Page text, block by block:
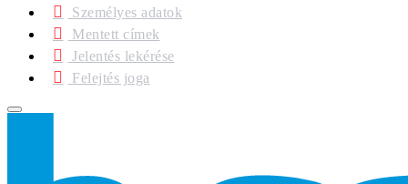
Személyes adatok
Mentett címek
Jelentés lekérése
Felejtés joga